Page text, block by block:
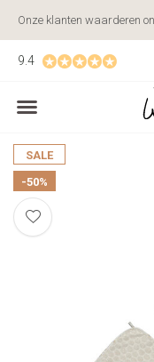
9.4
Onze klanten waarderen
SALE
-50%